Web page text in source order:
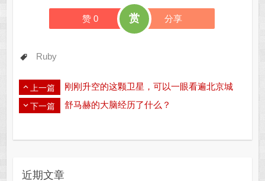
赞 0 赏 分享
Ruby
上一篇 刚刚升空的这颗卫星，可以一眼看遍北京城
下一篇 舒马赫的大脑经历了什么？
近期文章